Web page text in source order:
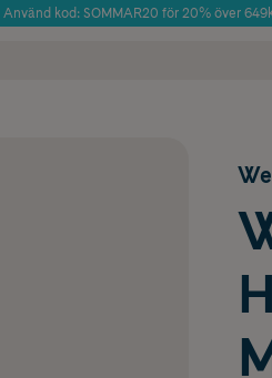
Använd kod: SOMMAR20 för 20% över